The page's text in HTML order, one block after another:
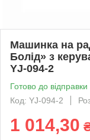
Машинка на
Болід» з
YJ-094-2
Готово до відправки
Код: YJ-094-2
1 014,30